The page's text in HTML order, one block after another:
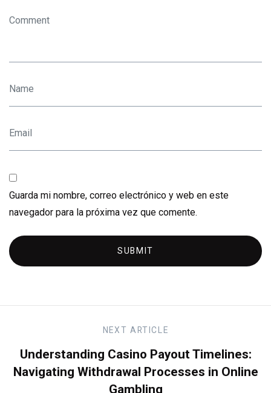
Guarda mi nombre, correo electrónico y web en este
navegador para la próxima vez que comente.
SUBMIT
NEXT ARTICLE
Understanding Casino Payout Timelines:
Navigating Withdrawal Processes in Online
Gambling